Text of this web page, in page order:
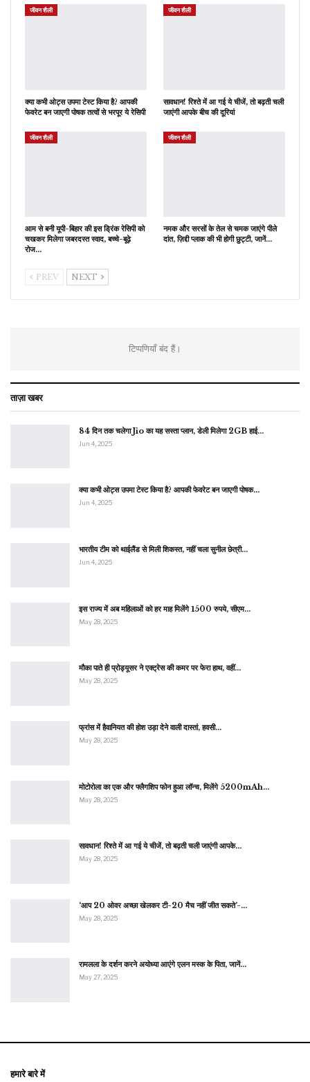
जीवन शैली
क्या कभी ओट्स उपमा टेस्ट किया है? आपकी
फेवरेट बन जाएगी पोषक तत्वों से भरपूर ये रेसिपी
जीवन शैली
सावधान! रिश्ते में आ गई ये चीजें, तो बढ़ती चली
जाएंगी आपके बीच की दूरियां
जीवन शैली
आम से बनी यूपी-बिहार की इस ड्रिंक रेसिपी को
चखकर मिलेगा जबरदस्त स्वाद, बच्चे-बूढ़े
रोज…
जीवन शैली
नमक और सरसों के तेल से चमक जाएंगे पीले
दांत, ज़िद्दी प्लाक की भी होगी छुट्टी, जानें…
PREV NEXT
टिप्पणियाँ बंद हैं।
ताज़ा खबर
84 दिन तक चलेगा Jio का यह सस्ता प्लान, डेली मिलेगा 2GB हाई…
Jun 4, 2025
क्या कभी ओट्स उपमा टेस्ट किया है? आपकी फेवरेट बन जाएगी पोषक…
Jun 4, 2025
भारतीय टीम को थाईलैंड से मिली शिकस्त, नहीं चला सुनील छेत्री…
Jun 4, 2025
इस राज्य में अब महिलाओं को हर माह मिलेंगे 1500 रुपये, सीएम…
May 28, 2025
मौका पाते ही प्रोड्यूसर ने एक्ट्रेस की कमर पर फेरा हाथ, वहीं…
May 28, 2025
फ्रांस में हैवानियत की होश उड़ा देने वाली दास्तां, हवसी…
May 28, 2025
मोटोरोला का एक और फ्लैगशिप फोन हुआ लॉन्च, मिलेंगे 5200mAh…
May 28, 2025
सावधान! रिश्ते में आ गई ये चीजें, तो बढ़ती चली जाएंगी आपके…
May 28, 2025
‘आप 20 ओवर अच्छा खेलकर टी-20 मैच नहीं जीत सकते’-…
May 28, 2025
रामलला के दर्शन करने अयोध्या आएंगे एलन मस्क के पिता, जानें…
May 27, 2025
हमारे बारे में